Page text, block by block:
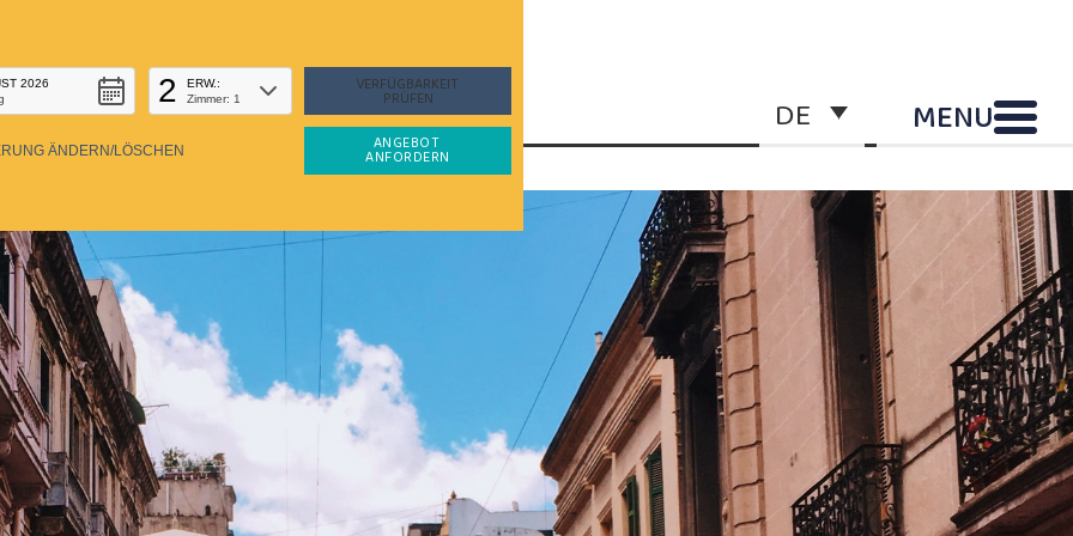
2026
2
ERW.:
Zimmer: 1
ÄNDERN/LÖSCHEN ANGEBOT
ANFORDERN
DE MENU